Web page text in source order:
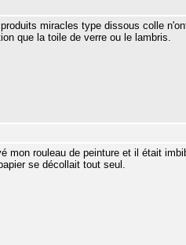
miracles type dissous colle
que la toile de verre ou le lambris.
mon rouleau de peinture et il était
se décollait tout seul.